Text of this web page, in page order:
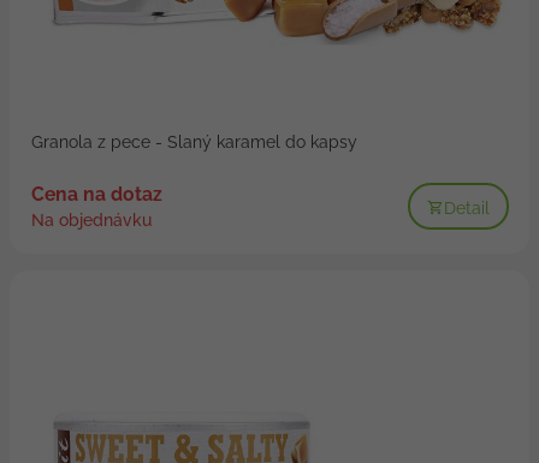
Granola z pece - Slaný karamel do kapsy
Cena na dotaz
Na objednávku
Detail